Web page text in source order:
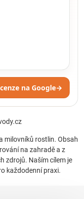
na Google→
milovníků rostlin. Obsah
na zahradě a z
zdrojů. Naším cílem je
každodenní praxi.